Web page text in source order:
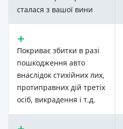
сталася з вашої вини
Покриває збитки в разі
пошкодження авто
внаслідок стихійних лих,
протиправних дій третіх
осіб, викрадення і т.д.